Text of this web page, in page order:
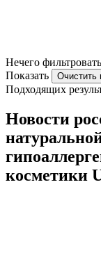
Нечего фильтровать
Показать
Очистить
Подходящих
Новости
косметики